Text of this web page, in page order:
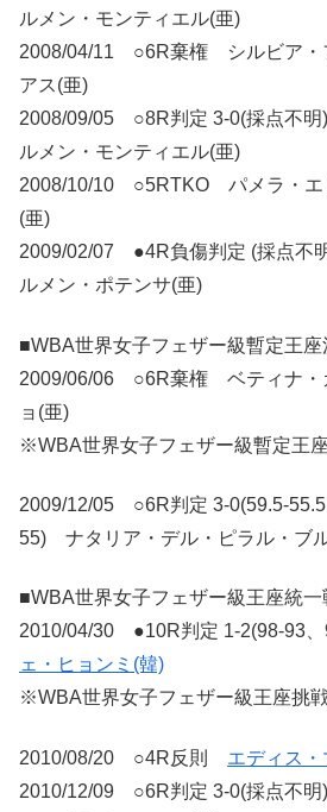
ルメン・モンティエル(亜)
2008/04/11 ○6R棄権 シルビア・
アス(亜)
2008/09/05 ○8R判定 3-0(採点不
ルメン・モンティエル(亜)
2008/10/10 ○5RTKO パメラ・エ
(亜)
2009/02/07 ●4R負傷判定 (採点不
ルメン・ポテンサ(亜)
■WBA世界女子フェザー級暫定王座
2009/06/06 ○6R棄権 ベティナ・
ョ(亜)
※WBA世界女子フェザー級暫定王
2009/12/05 ○6R判定 3-0(59.5-
55) ナタリア・デル・ピラル・ブ
■WBA世界女子フェザー級王座統一
2010/04/30 ●10R判定 1-2(98-93
ェ・ヒョンミ(韓)
※WBA世界女子フェザー級王座挑
2010/08/20 ○4R反則 エディス
2010/12/09 ○6R判定 3-0(採点不